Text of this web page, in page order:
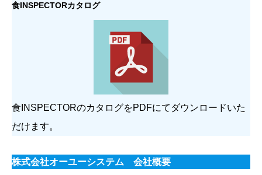
食INSPECTORカタログ
食INSPECTORのカタログをPDFにてダウンロードいた
だけます。
株式会社オーユーシステム 会社概要